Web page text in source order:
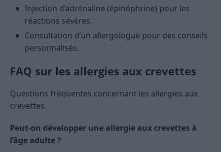
Injection d’adrénaline (épinéphrine) pour les
réactions sévères.
Consultation d’un allergologue pour des conseils
personnalisés.
FAQ sur les allergies aux crevettes
Questions fréquentes concernant les allergies aux
crevettes.
Peut-on développer une allergie aux crevettes à
l’âge adulte ?